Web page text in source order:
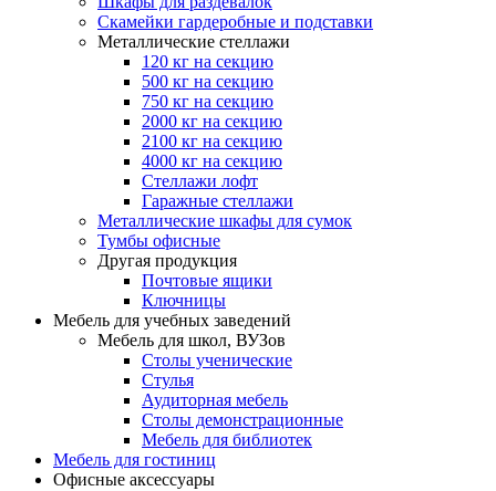
Скамейки гардеробные и подставки
Металлические стеллажи
120 кг на секцию
500 кг на секцию
750 кг на секцию
2000 кг на секцию
2100 кг на секцию
4000 кг на секцию
Стеллажи лофт
Гаражные стеллажи
Металлические шкафы для сумок
Тумбы офисные
Другая продукция
Почтовые ящики
Ключницы
Мебель для учебных заведений
Мебель для школ, ВУЗов
Столы ученические
Стулья
Аудиторная мебель
Столы демонстрационные
Мебель для библиотек
Мебель для гостиниц
Офисные аксессуары